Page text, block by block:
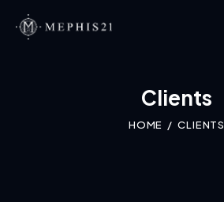
Clients
HOME CLIENTS